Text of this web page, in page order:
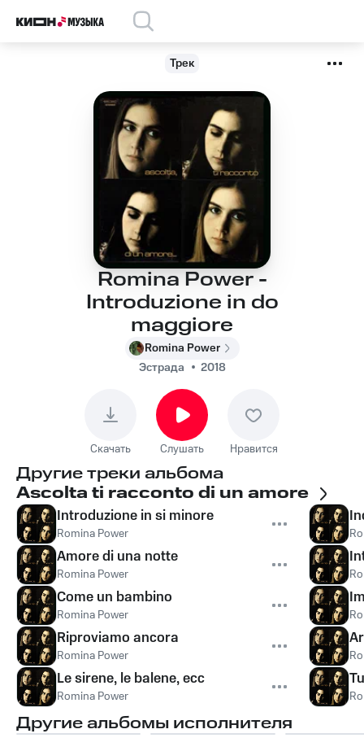
Трек
Romina Power -
Introduzione in do
maggiore
Romina Power
Эстрада
2018
Скачать Слушать Нравится
Другие треки альбома
Ascolta ti racconto di un amore
Introduzione in si minore
Romina Power
Amore di una notte
Romina Power
Come un bambino
Romina Power
Riproviamo ancora
Romina Power
Le sirene, le balene, ecc
Romina Power
Другие альбомы исполнителя